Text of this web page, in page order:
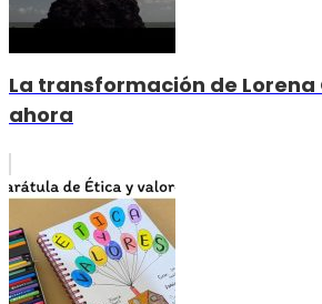
La transformación de Lorena
ahora